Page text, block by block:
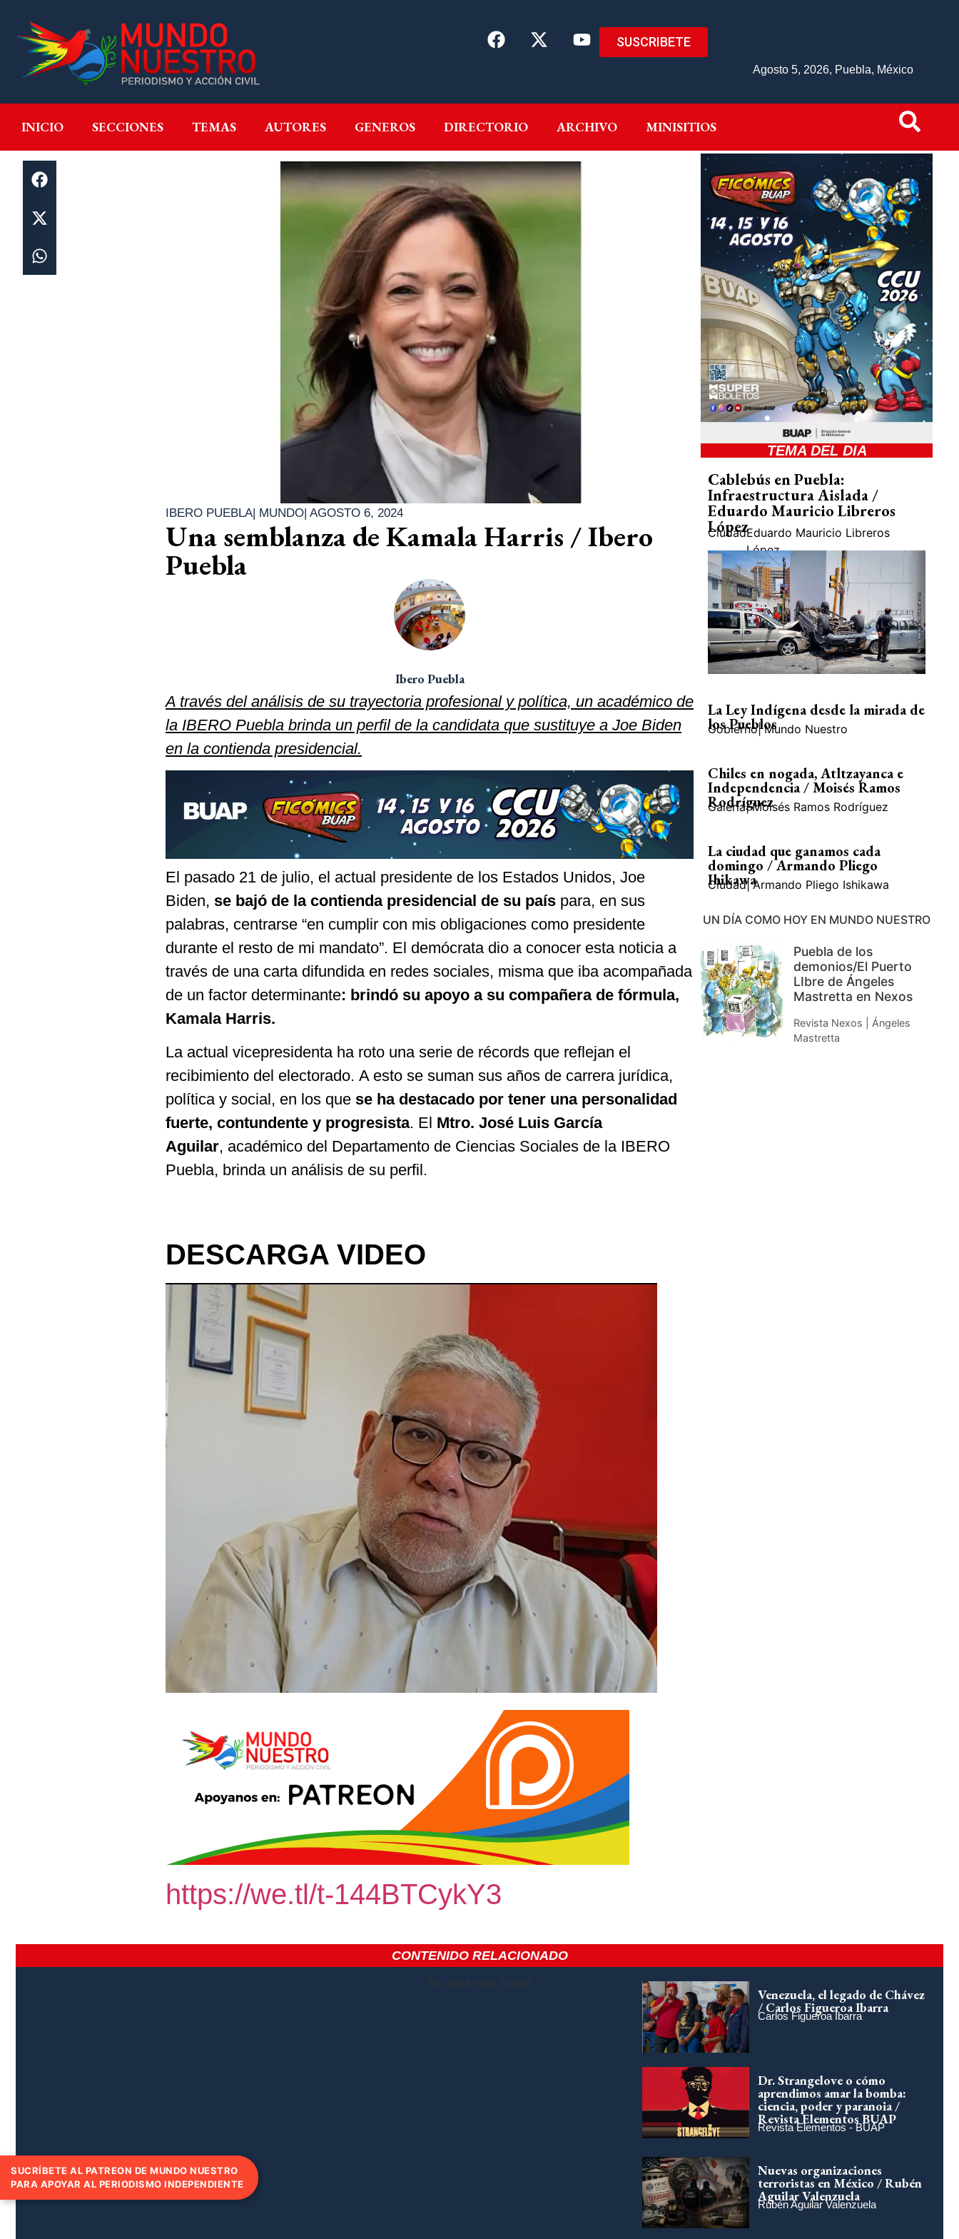
SUSCRIBETE
Agosto 5, 2026, Puebla, México
INICIO SECCIONES TEMAS AUTORES GENEROS DIRECTORIO ARCHIVO MINISITIOS
INICIO SECCIONES GENEROS DIRECTORIO ARCHIVO MINISITIOS
IBERO PUEBLA| MUNDO| AGOSTO 6, 2024
Una semblanza de Kamala Harris / Ibero
Puebla
Ibero Puebla
A través del análisis de su trayectoria profesional y política, un académico de
la IBERO Puebla brinda un perfil de la candidata que sustituye a Joe Biden
en la contienda presidencial.
El pasado 21 de julio, el actual presidente de los Estados Unidos, Joe
Biden, se bajó de la contienda presidencial de su país para, en sus
palabras, centrarse “en cumplir con mis obligaciones como presidente
durante el resto de mi mandato”. El demócrata dio a conocer esta noticia a
través de una carta difundida en redes sociales, misma que iba acompañada
de un factor determinante: brindó su apoyo a su compañera de fórmula,
Kamala Harris.
La actual vicepresidenta ha roto una serie de récords que reflejan el
recibimiento del electorado. A esto se suman sus años de carrera jurídica,
política y social, en los que se ha destacado por tener una personalidad
fuerte, contundente y progresista. El Mtro. José Luis García
Aguilar, académico del Departamento de Ciencias Sociales de la IBERO
Puebla, brinda un análisis de su perfil.
DESCARGA VIDEO
https://we.tl/t-144BTCykY3
TEMA DEL DIA
Cablebús en Puebla:
Infraestructura Aislada /
Eduardo Mauricio Libreros
López
CiudadEduardo Mauricio Libreros
López
La Ley Indígena desde la mirada de
los Pueblos
Gobierno| Mundo Nuestro
Chiles en nogada, Atltzayanca e
Independencia / Moisés Ramos
Rodríguez
Galería| Moisés Ramos Rodríguez
La ciudad que ganamos cada
domingo / Armando Pliego
Ihikawa
Ciudad| Armando Pliego Ishikawa
UN DÍA COMO HOY EN MUNDO NUESTRO
Puebla de los
demonios/El Puerto
LIbre de Ángeles
Mastretta en Nexos
Revista Nexos | Ángeles
Mastretta
CONTENIDO RELACIONADO
No data was found
Venezuela, el legado de Chávez
/ Carlos Figueroa Ibarra
Carlos Figueroa Ibarra
Dr. Strangelove o cómo
aprendimos amar la bomba:
ciencia, poder y paranoia /
Revista Elementos BUAP
Revista Elementos - BUAP
Nuevas organizaciones
terroristas en México / Rubén
Aguilar Valenzuela
Rubén Aguilar Valenzuela
SUCRÍBETE AL PATREON DE MUNDO NUESTRO
PARA APOYAR AL PERIODISMO INDEPENDIENTE